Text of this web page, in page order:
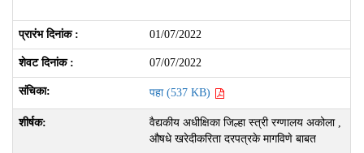
01/07/2022
07/07/2022
पहा (537 KB)
वैद्यकीय अधीक्षिका जिल्हा स्त्री रग्णालय अकोला ,
औषधे खरेदीकरिता दरपत्रके मागविणे बाबत